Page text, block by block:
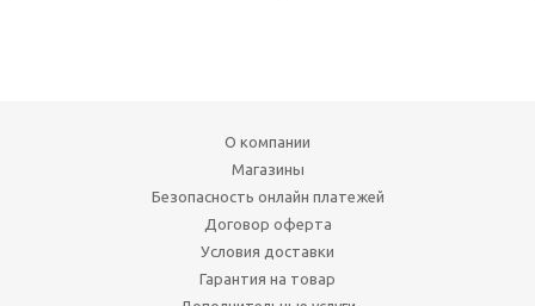
О компании
Магазины
Безопасность онлайн платежей
Договор оферта
Условия доставки
Гарантия на товар